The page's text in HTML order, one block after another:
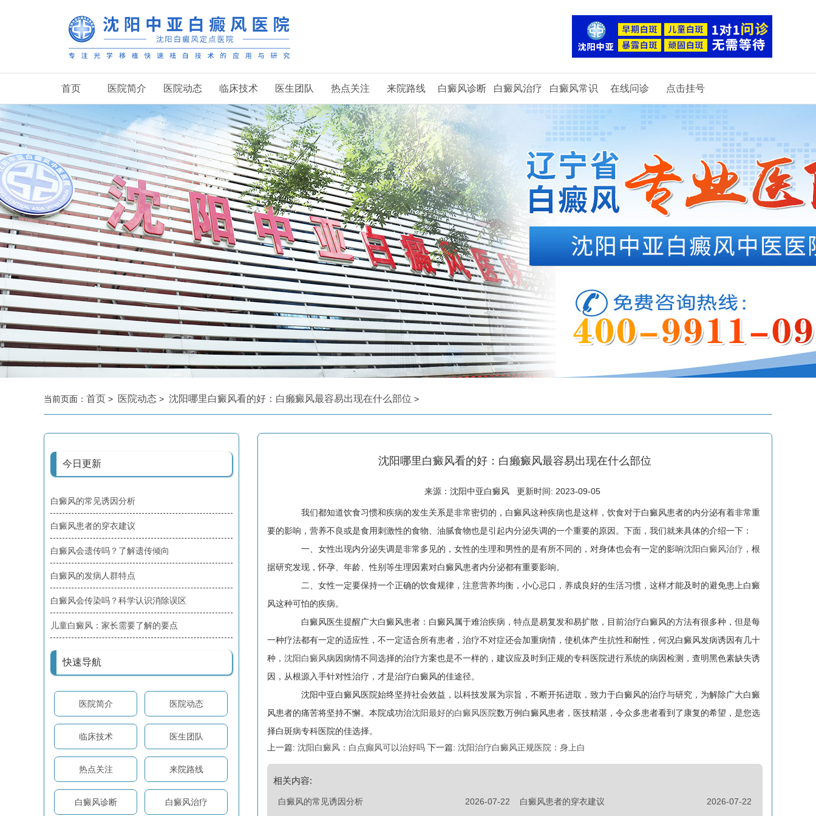
首页 医院简介 医院动态 临床技术 医生团队 热点关注 来院路线 白癜风诊断 白癜风治疗 白癜风常识 在线问诊 点击挂号
当前页面： 首页 > 医院动态 > 沈阳哪里白癜风看的好：白癞癜风最容易出现在什么部位 >
今日更新
白癜风的常见诱因分析
白癜风患者的穿衣建议
白癜风会遗传吗？了解遗传倾向
白癜风的发病人群特点
白癜风会传染吗？科学认识消除误区
儿童白癜风：家长需要了解的要点
快速导航
医院简介 医院动态
临床技术 医生团队
热点关注 来院路线
白癜风诊断 白癜风治疗
沈阳哪里白癜风看的好：白癞癜风最容易出现在什么部位
来源：沈阳中亚白癜风 更新时间: 2023-09-05
我们都知道饮食习惯和疾病的发生关系是非常密切的，白癜风这种疾病也是这样，饮食对于白癜风患者的内分泌有着非常重
要的影响，营养不良或是食用刺激性的食物、油腻食物也是引起内分泌失调的一个重要的原因。下面，我们就来具体的介绍一下：
一、女性出现内分泌失调是非常多见的，女性的生理和男性的是有所不同的，对身体也会有一定的影响沈阳白癜风治疗 ，根
据研究发现，怀孕、年龄、性别等生理因素对白癜风患者内分泌都有重要影响。
二、女性一定要保持一个正确的饮食规律，注意营养均衡，小心忌口，养成良好的生活习惯，这样才能及时的避免患上白癜
风这种可怕的疾病。
白癜风医生提醒广大白癜风患者：白癜风属于难治疾病，特点是易复发和易扩散，目前治疗白癜风的方法有很多种，但是每
一种疗法都有一定的适应性，不一定适合所有患者，治疗不对症还会加重病情，使机体产生抗性和耐性，何况白癜风发病诱因有几十
种， 沈阳白癜风病因病情不同选择的治疗方案也是不一样的，建议应及时到正规的专科医院进行系统的病因检测，查明黑色素缺失诱
因，从根源入手针对性治疗，才是治疗白癜风的佳途径。
沈阳中亚白癜风医院始终坚持社会效益，以科技发展为宗旨，不断开拓进取，致力于白癜风的治疗与研究，为解除广大白癜
风患者的痛苦将坚持不懈。本院成功治沈阳最好的白癜风医院数万例白癜风患者，医技精湛，令众多患者看到了康复的希望，是您选
择白斑病专科医院的佳选择。
上一篇: 沈阳白癜风：白点癫风可以治好吗 下一篇: 沈阳治疗白癜风正规医院：身上白
相关内容:
2026-07-22
白癜风的常见诱因分析 2026-07-22
白癜风患者的穿衣建议